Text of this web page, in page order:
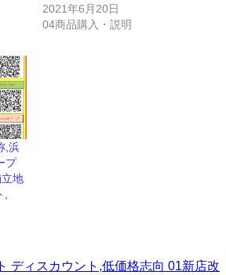
2021年6月20日
04商品購入・説明
,浜
プ
地
,
ディスカウント,低価格志向 01新店改